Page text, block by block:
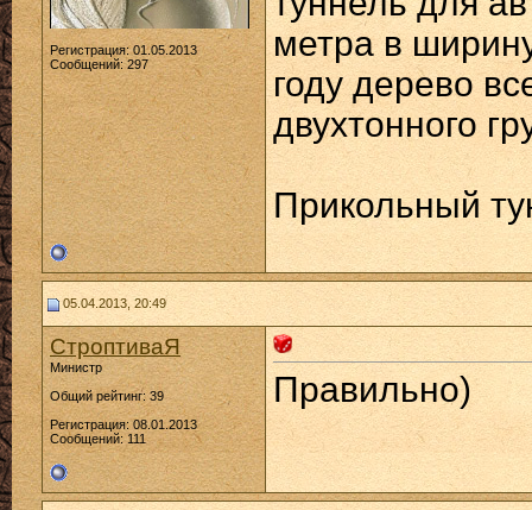
Регистрация: 01.05.2013
Сообщений: 297
метра в
году дерево
двухтонного
Прикольный
05.04.2013, 20:49
СтроптиваЯ
Министр
Общий рейтинг: 39
Регистрация: 08.01.2013
Сообщений: 111
Правильно)